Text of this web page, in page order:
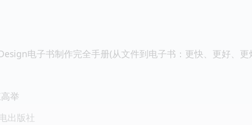
电子书制作完全手册(从文件到电子书：更快、更好、更
举
出版社